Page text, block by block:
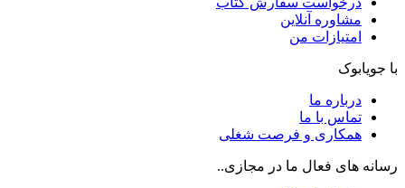
مشاوره آنلاین
امتیازات من
با جویابوک
درباره ما
تماس با ما
همکاری و فرصت شغلی
رسانه های فعال ما در مجازی..